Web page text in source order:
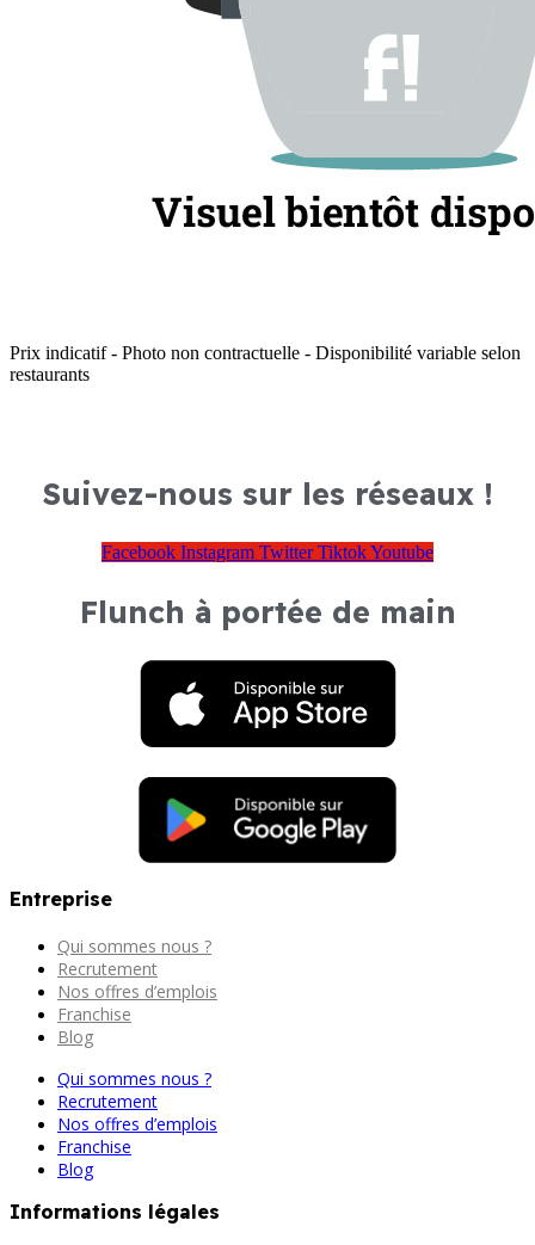
Prix indicatif - Photo non contractuelle - Disponibilité variable selon
restaurants
Suivez-nous sur les réseaux !
Facebook Instagram Twitter TiktokYoutube
Flunch à portée de main
Entreprise
Qui sommes nous ?
Recrutement
Nos offres d’emplois
Franchise
Blog
Qui sommes nous ?
Recrutement
Nos offres d’emplois
Franchise
Blog
Informations légales